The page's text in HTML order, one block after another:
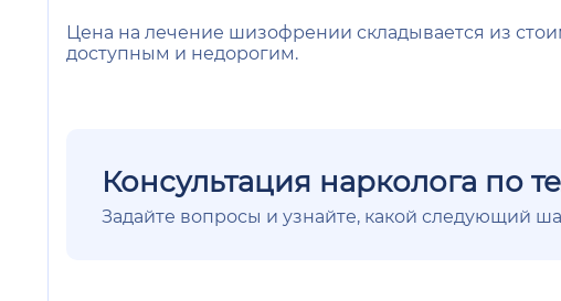
Цена на лечение шизофрении складывается из
доступным и недорогим.
Консультация нарколога по
Задайте вопросы и узнайте, какой следующий